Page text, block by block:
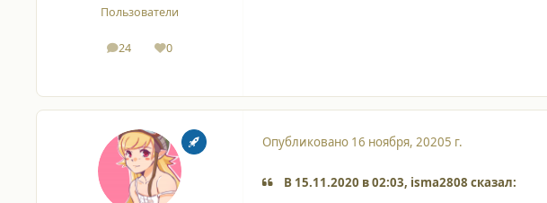
Пользователи
24
сообщения
0
Репутация
Опубликовано 16 ноября, 20205 г.
В 15.11.2020 в 02:03, isma2808 сказал: